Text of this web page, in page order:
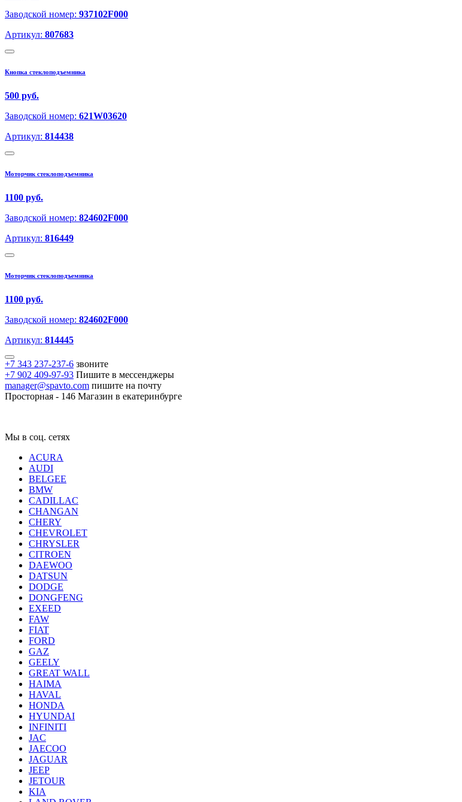
Заводской номер: 937102F000
Артикул: 807683
Кнопка стеклоподъемника
500 руб.
Заводской номер: 621W03620
Артикул: 814438
Моторчик стеклоподъемника
1100 руб.
Заводской номер: 824602F000
Артикул: 816449
Моторчик стеклоподъемника
1100 руб.
Заводской номер: 824602F000
Артикул: 814445
+7 343 237-237-6 звоните
+7 902 409-97-93 Пишите в мессенджеры
manager@spavto.com пишите на почту
Просторная - 146 Магазин в екатеринбурге
Мы в соц. сетях
ACURA
AUDI
BELGEE
BMW
CADILLAC
CHANGAN
CHERY
CHEVROLET
CHRYSLER
CITROEN
DAEWOO
DATSUN
DODGE
DONGFENG
EXEED
FAW
FIAT
FORD
GAZ
GEELY
GREAT WALL
HAIMA
HAVAL
HONDA
HYUNDAI
INFINITI
JAC
JAECOO
JAGUAR
JEEP
JETOUR
KIA